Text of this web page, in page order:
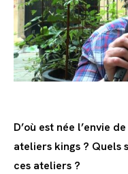
D’où est née l’envie
ateliers kings ? Quels
ces ateliers ?